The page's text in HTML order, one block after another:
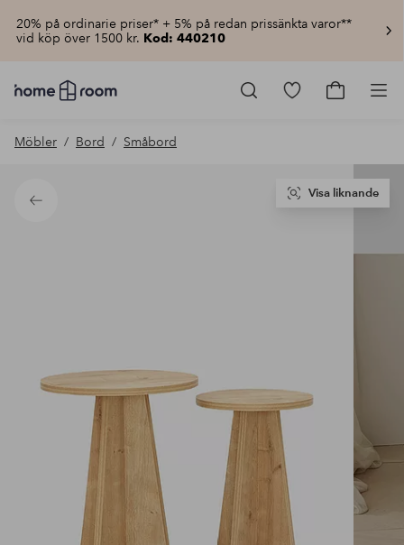
20% på ordinarie priser* + 5% på redan prissänkta varor**
vid köp över 1500 kr. Kod: 440210
Homeroom
–
hemmet
pris
Gå
Gå
Möbler Bord Småbord
Tillbaka
Visa liknande